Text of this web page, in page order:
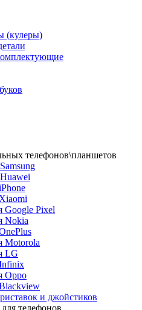
(кулеры)
телефонов\планшетов
Google Pixel
Nokia
Motorola
LG
Oppo
и джойстиков
телефонов